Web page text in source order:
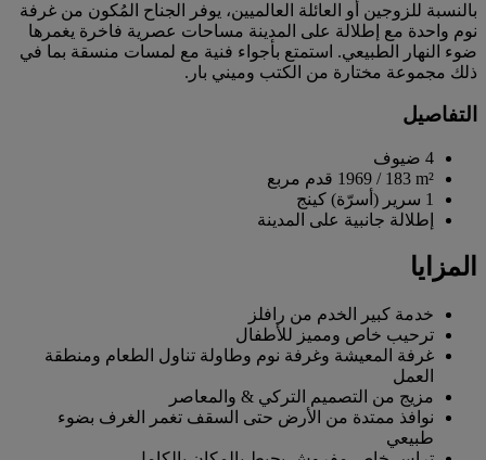
بالنسبة للزوجين أو العائلة العالميين، يوفر الجناح المُكون من غرفة
نوم واحدة مع إطلالة على المدينة مساحات عصرية فاخرة يغمرها
ضوء النهار الطبيعي. استمتع بأجواء فنية مع لمسات منسقة بما في
ذلك مجموعة مختارة من الكتب وميني بار.
التفاصيل
4 ضيوف
183 m²
/ 1969 قدم مربع
1 سرير (أسرّة) كينج
إطلالة جانبية على المدينة
المزايا
خدمة كبير الخدم من رافلز
ترحيب خاص ومميز للأطفال
غرفة المعيشة وغرفة نوم وطاولة تناول الطعام ومنطقة
العمل
مزيج من التصميم التركي & والمعاصر
نوافذ ممتدة من الأرض حتى السقف تغمر الغرف بضوء
طبيعي